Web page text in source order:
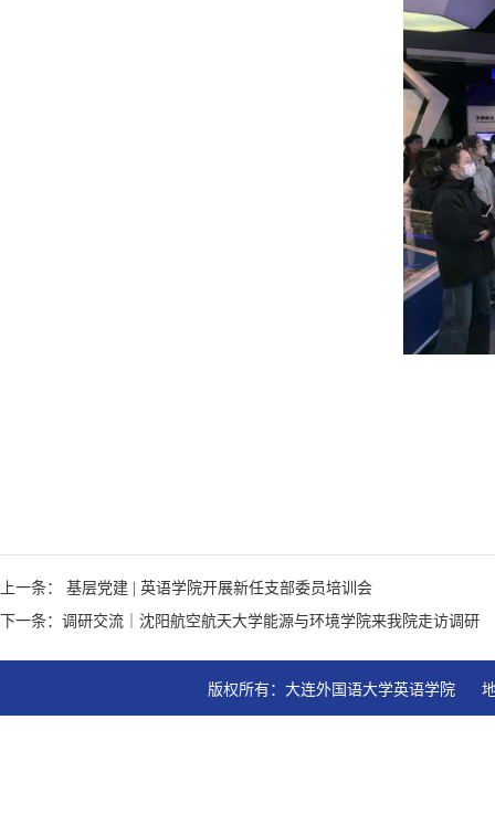
上一条： 基层党建 | 英语学院开展新任支部委员培训会
下一条：调研交流｜沈阳航空航天大学能源与环境学院来我院走访调研
版权所有：大连外国语大学英语学院